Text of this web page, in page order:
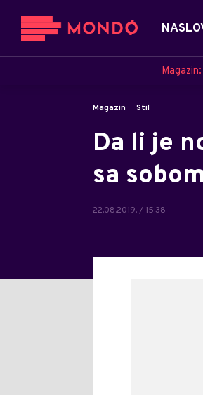
Magazin:
Magazin Stil
Da li je
sa
22.08.2019. / 15:38